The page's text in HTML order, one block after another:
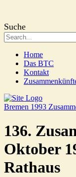
Suche
Home
Das BTC
Kontakt
Bremen 1993
136.
Oktober
Rathaus